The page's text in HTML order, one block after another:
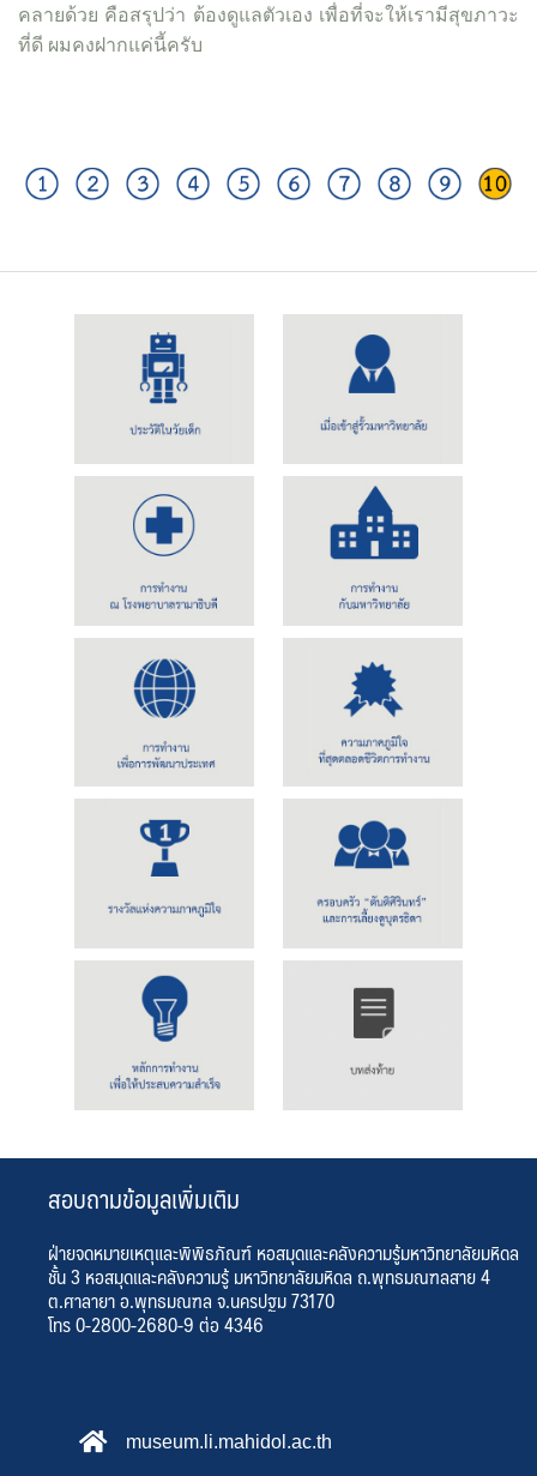
คลายด้วย คือสรุปว่า ต้องดูแลตัวเอง เพื่อที่จะให้เรามีสุขภาวะ
ที่ดี ผมคงฝากแค่นี้ครับ
สอบถามข้อมูลเพิ่มเติม
ฝ่ายจดหมายเหตุและพิพิธภัณฑ์ หอสมุดและคลังความรู้มหาวิทยาลัยมหิดล
ชั้น 3 หอสมุดและคลังความรู้ มหาวิทยาลัยมหิดล ถ.พุทธมณฑลสาย 4
ต.ศาลายา อ.พุทธมณฑล จ.นครปฐม 73170
โทร 0-2800-2680-9 ต่อ 4346
museum.li.mahidol.ac.th